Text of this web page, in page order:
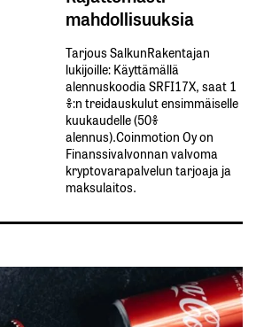
mahdollisuuksia
Tarjous SalkunRakentajan
lukijoille: Käyttämällä​ ​
alennuskoodia​ ​SRFI17X,​ ​saat​ ​1
%:n treidauskulut​ ​ensimmäiselle​ ​
kuukaudelle​ ​(50%​ ​
alennus).Coinmotion Oy on
Finanssivalvonnan valvoma
kryptovarapalvelun tarjoaja ja
maksulaitos.